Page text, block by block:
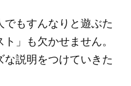
もすんなりと遊ぶた
」も欠かせません。
な説明をつけていきた